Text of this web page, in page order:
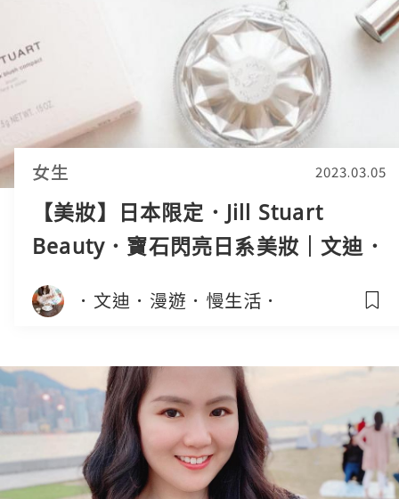
女生 2023.03.05
【美妝】日本限定．Jill Stuart
Beauty．寶石閃亮日系美妝｜文迪．
漫遊．慢生活｜
．文迪．漫遊．慢生活．